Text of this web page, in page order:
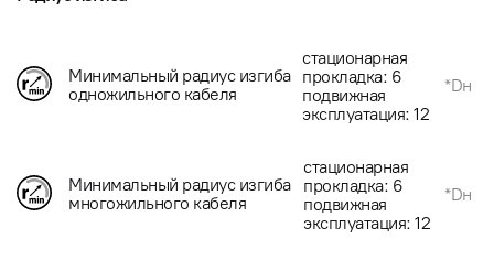
Минимальный радиус изгиба
одножильного кабеля
стационарная
прокладка: 6
подвижная
эксплуатация: 12
*Dн
Минимальный радиус изгиба
многожильного кабеля
стационарная
прокладка: 6
подвижная
эксплуатация: 12
*Dн